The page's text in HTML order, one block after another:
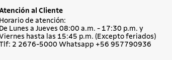
al Cliente
Horario de atención:
De Lunes a Jueves 08:00 a.m. - 17:30 p.m. y
Viernes hasta las 15:45 p.m. (Excepto feriados)
2 2676-5000 Whatsapp +56 957790936